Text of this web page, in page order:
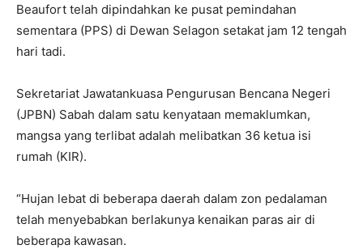
Beaufort telah dipindahkan ke pusat pemindahan
sementara (PPS) di Dewan Selagon setakat jam 12 tengah
hari tadi.
Sekretariat Jawatankuasa Pengurusan Bencana Negeri
(JPBN) Sabah dalam satu kenyataan memaklumkan,
mangsa yang terlibat adalah melibatkan 36 ketua isi
rumah (KIR).
“Hujan lebat di beberapa daerah dalam zon pedalaman
telah menyebabkan berlakunya kenaikan paras air di
beberapa kawasan.